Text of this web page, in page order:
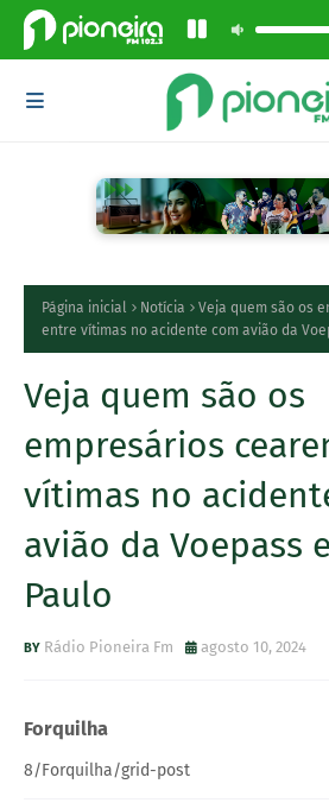
Página inicial Notícia
Veja quem são os
entre vítimas no acidente com avião da
Veja quem são os
empresários
vítimas no
avião da Voepass
Paulo
Rádio Pioneira Fm agosto 10, 2024
Forquilha
8/Forquilha/grid-post